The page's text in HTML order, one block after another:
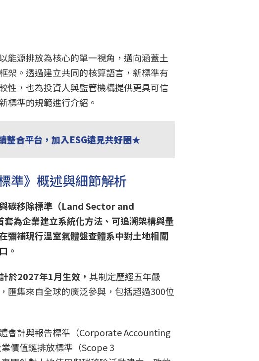
能源排放為核心的單一視角，邁向涵蓋土
架。透過建立共同的核算語言，新標準有
性，也為投資人與監管機構提供更具可信
標準的規範進行介紹。
整合平台，加入ESG遠見共好圈★
準》概述與細節解析
碳移除標準（Land Sector and
為企業建立系統化方法、可追溯架構與量
彌補現行溫室氣體盤查體系中對土地相關
。
於2027年1月生效， 其制定歷經五年嚴
匯集來自全球的廣泛參與，包括超過300位
會計與報告標準（Corporate Accounting
價值鏈排放標準（Scope 3